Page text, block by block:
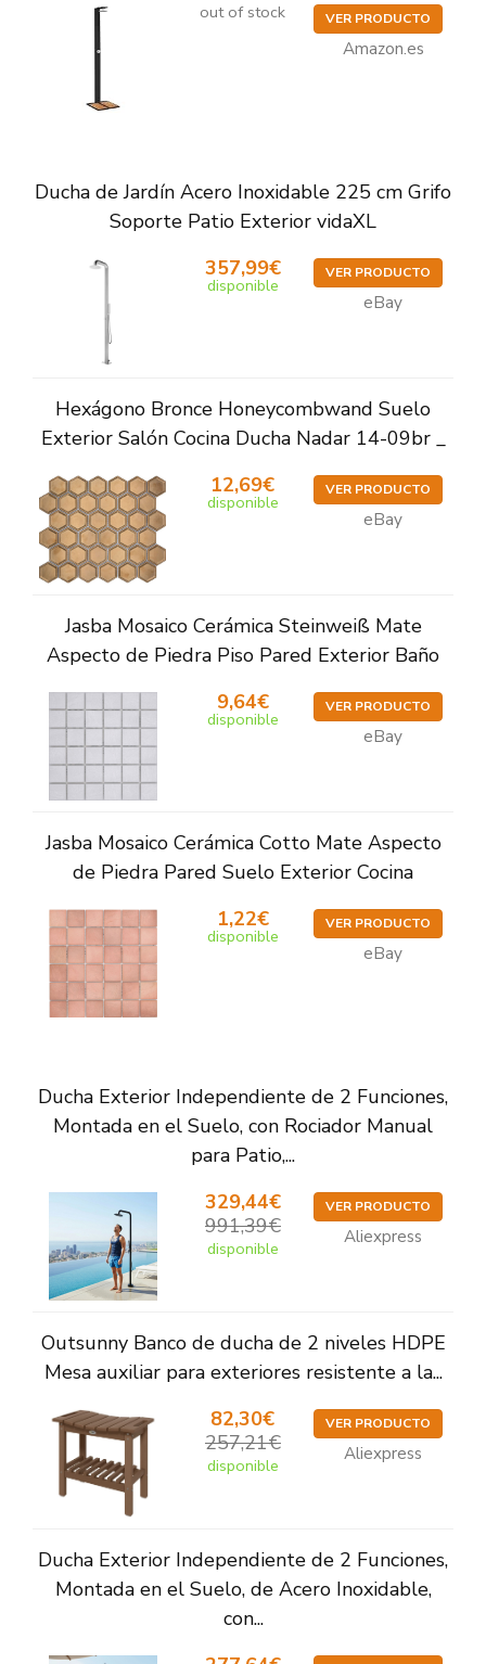
out of stock VER PRODUCTO
Amazon.es
Ducha de Jardín Acero Inoxidable 225 cm Grifo
Soporte Patio Exterior vidaXL
357,99€
disponible
VER PRODUCTO
eBay
Hexágono Bronce Honeycombwand Suelo
Exterior Salón Cocina Ducha Nadar 14-09br _
12,69€
disponible
VER PRODUCTO
eBay
Jasba Mosaico Cerámica Steinweiß Mate
Aspecto de Piedra Piso Pared Exterior Baño
9,64€
disponible
VER PRODUCTO
eBay
Jasba Mosaico Cerámica Cotto Mate Aspecto
de Piedra Pared Suelo Exterior Cocina
1,22€
disponible
VER PRODUCTO
eBay
Ducha Exterior Independiente de 2 Funciones,
Montada en el Suelo, con Rociador Manual
para Patio,...
329,44€
991,39€
disponible
VER PRODUCTO
Aliexpress
Outsunny Banco de ducha de 2 niveles HDPE
Mesa auxiliar para exteriores resistente a la...
82,30€
257,21€
disponible
VER PRODUCTO
Aliexpress
Ducha Exterior Independiente de 2 Funciones,
Montada en el Suelo, de Acero Inoxidable,
con...